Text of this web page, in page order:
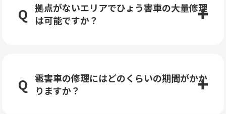
拠点がないエリアでひょう害車の大量修理
は可能ですか？
雹害車の修理にはどのくらいの期間がかか
りますか？